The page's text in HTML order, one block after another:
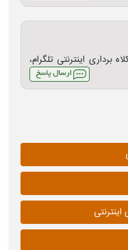
اینترنتی تلگرام،